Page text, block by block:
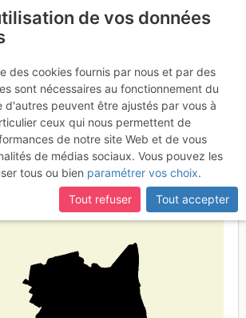
de
limite administrative
de vos données
des cookies fournis par nous et par des
sont nécessaires au fonctionnement du
d'autres peuvent être ajustés par vous à
ceux qui nous permettent de
de notre site Web et de vous
de médias sociaux. Vous pouvez les
tous ou bien paramétrer vos choix.
Tout refuser
Tout accepter